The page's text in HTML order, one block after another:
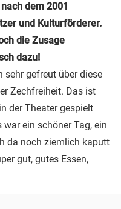
dem 2001
und Kulturförderer.
die Zusage
dazu!
sehr gefreut über diese
Zechfreiheit. Das ist
der Theater gespielt
ein schöner Tag, ein
da noch ziemlich kaputt
gut, gutes Essen,